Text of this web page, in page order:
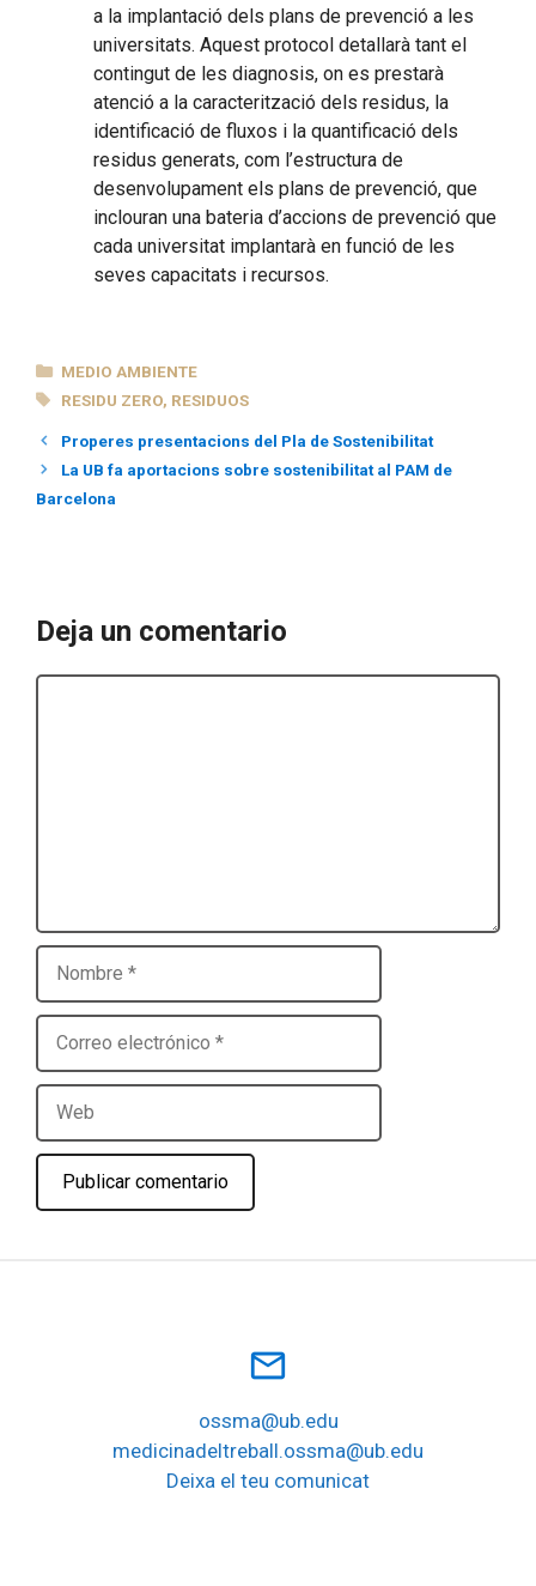
a la implantació dels plans de prevenció a les
universitats. Aquest protocol detallarà tant el
contingut de les diagnosis, on es prestarà
atenció a la caracterització dels residus, la
identificació de fluxos i la quantificació dels
residus generats, com l’estructura de
desenvolupament els plans de prevenció, que
inclouran una bateria d’accions de prevenció que
cada universitat implantarà en funció de les
seves capacitats i recursos.
CATEGORÍAS
MEDIO AMBIENTE
ETIQUETAS
RESIDU ZERO, RESIDUOS
Properes presentacions del Pla de Sostenibilitat
La UB fa aportacions sobre sostenibilitat al PAM de
Barcelona
Deja un comentario
Nombre
Correo
electrónico
Web
mail_outline
ossma@ub.edu
medicinadeltreball.ossma@ub.edu
Deixa el teu comunicat